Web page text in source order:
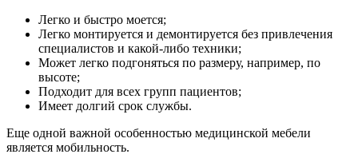
Легко и быстро моется;
Легко монтируется и демонтируется без привлечения
специалистов и какой-либо техники;
Может легко подгоняться по размеру, например, по
высоте;
Подходит для всех групп пациентов;
Имеет долгий срок службы.
Еще одной важной особенностью медицинской мебели
является мобильность.